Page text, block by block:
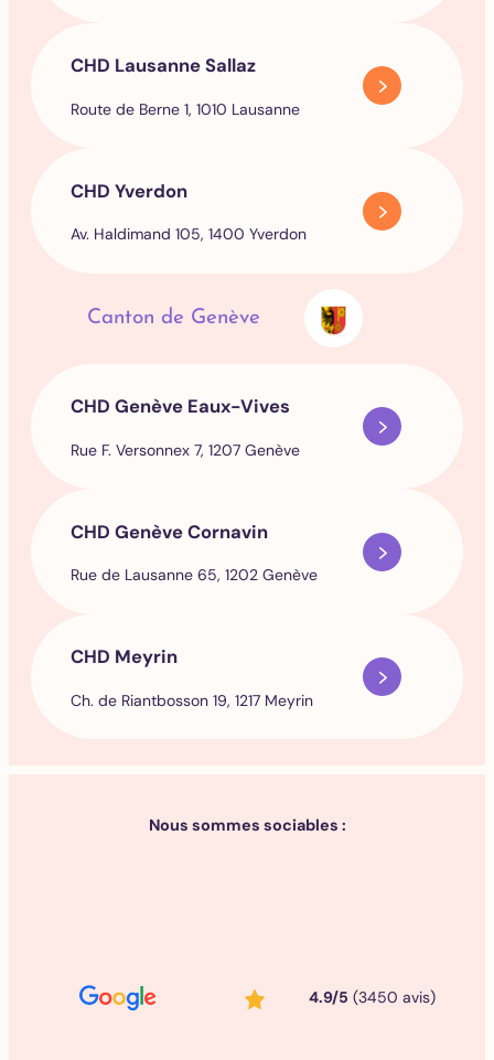
CHD Lausanne Sallaz
Route de Berne 1, 1010 Lausanne
CHD Yverdon
Av. Haldimand 105, 1400 Yverdon
Canton de Genève
CHD Genève Eaux-Vives
Rue F. Versonnex 7, 1207 Genève
CHD Genève Cornavin
Rue de Lausanne 65, 1202 Genève
CHD Meyrin
Ch. de Riantbosson 19, 1217 Meyrin
Nous sommes sociables :
4.9/5 (3450 avis)